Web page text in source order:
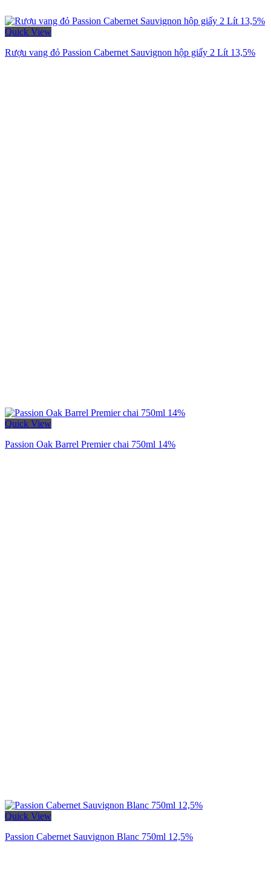
Quick View
Rượu vang đỏ Passion Cabernet Sauvignon hộp giấy 2 Lít 13,5%
Quick View
Passion Oak Barrel Premier chai 750ml 14%
Quick View
Passion Cabernet Sauvignon Blanc 750ml 12,5%